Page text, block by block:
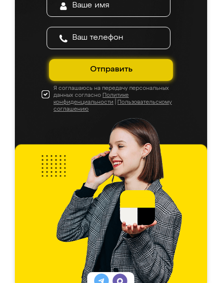
Отправить
Я соглашаюсь на передачу персональных
данных согласно Политике
конфиденциальности
Пользовательскому
соглашению